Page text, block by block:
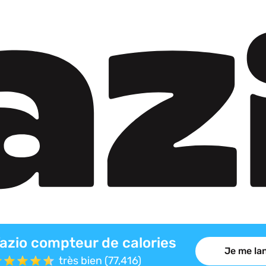
compteur de calories
très bien (77,416)
Je me